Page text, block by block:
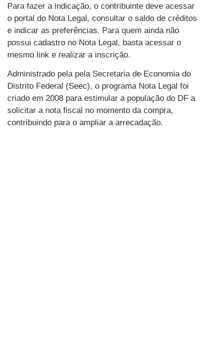
Para fazer a indicação, o contribuinte deve acessar
o portal do Nota Legal, consultar o saldo de créditos
e indicar as preferências. Para quem ainda não
possui cadastro no Nota Legal, basta acessar o
mesmo link e realizar a inscrição.
Administrado pela pela Secretaria de Economia do
Distrito Federal (Seec), o programa Nota Legal foi
criado em 2008 para estimular a população do DF a
solicitar a nota fiscal no momento da compra,
contribuindo para o ampliar a arrecadação.